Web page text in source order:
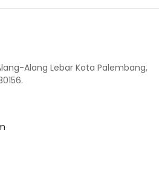
Alang Lebar Kota Palembang,